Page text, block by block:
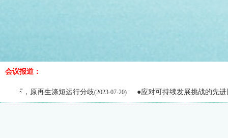
会议报道：
再生涤短运行分歧(2023-07-20) ●应对可持续发展挑战的先进回收法